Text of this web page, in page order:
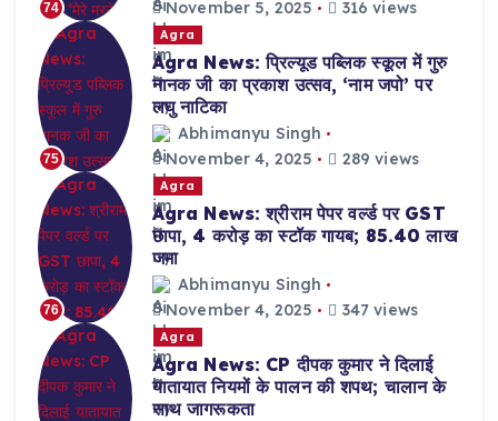
74 November 5, 2025 316 views
75
Agra
Agra News: प्रिल्यूड पब्लिक स्कूल में गुरु
नानक जी का प्रकाश उत्सव, ‘नाम जपो’ पर
लघु नाटिका
Abhimanyu Singh
November 4, 2025
289 views
76
Agra
Agra News: श्रीराम पेपर वर्ल्ड पर GST
छापा, 4 करोड़ का स्टॉक गायब; 85.40 लाख
जमा
Abhimanyu Singh
November 4, 2025
347 views
Agra
Agra News: CP दीपक कुमार ने दिलाई
यातायात नियमों के पालन की शपथ; चालान के
साथ जागरूकता